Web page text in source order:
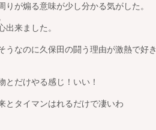
が煽る意味が少し分かる気がした。
来ました。
うなのに久保田の闘う理由が激熱で好き
とだけやる感じ！いい！
とタイマンはれるだけで凄いわ